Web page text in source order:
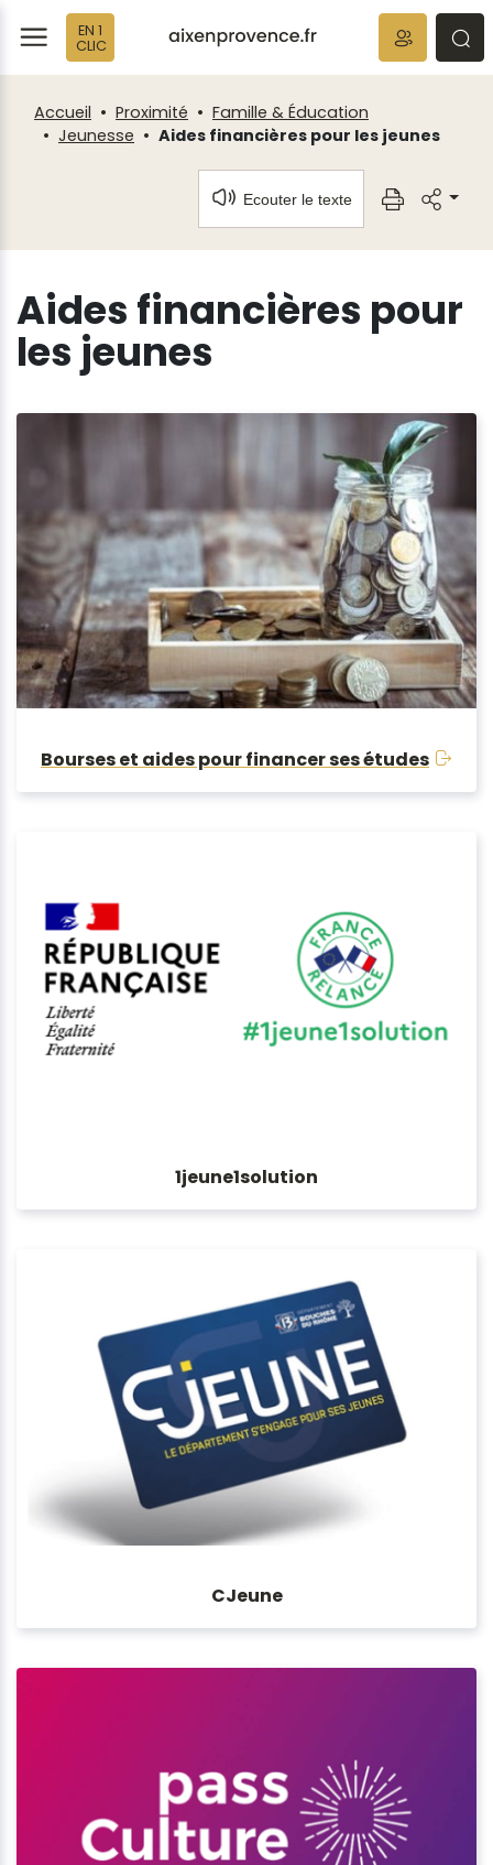
EN 1
CLIC
Accueil Proximité
Famille & Éducation
Jeunesse
Aides financières pour les jeunes
Ecouter le texte
Aides financières pour
les jeunes
Bourses et aides pour financer ses études
1jeune1solution
CJeune
Fenêtre
de
chat
Panneau de gestion des cookies